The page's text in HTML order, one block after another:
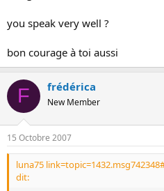
you speak very well ?
bon courage à toi aussi
F frédérica
New Member
15 Octobre 2007
luna75
dit: